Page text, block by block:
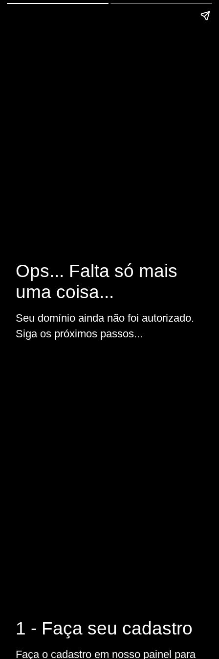
Ops... Falta só mais
uma coisa...
Seu domínio ainda não foi autorizado.
Siga os próximos passos...
1 - Faça seu cadastro
Faça o cadastro em nosso painel para